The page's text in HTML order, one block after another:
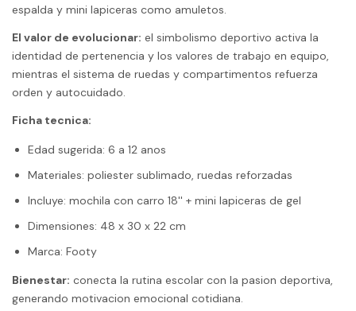
espalda y mini lapiceras como amuletos.
El valor de evolucionar: el simbolismo deportivo activa la
identidad de pertenencia y los valores de trabajo en equipo,
mientras el sistema de ruedas y compartimentos refuerza
orden y autocuidado.
Ficha tecnica:
Edad sugerida: 6 a 12 anos
Materiales: poliester sublimado, ruedas reforzadas
Incluye: mochila con carro 18'' + mini lapiceras de gel
Dimensiones: 48 x 30 x 22 cm
Marca: Footy
Bienestar: conecta la rutina escolar con la pasion deportiva,
generando motivacion emocional cotidiana.